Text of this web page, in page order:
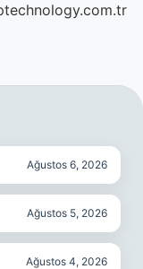
Ağustos 6, 2026
Ağustos 5, 2026
Ağustos 4, 2026